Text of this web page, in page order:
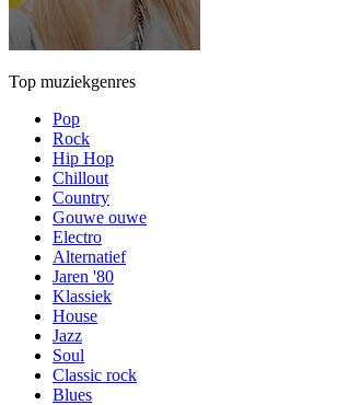
Top muziekgenres
Pop
Rock
Hip Hop
Chillout
Country
Gouwe ouwe
Electro
Alternatief
Jaren '80
Klassiek
House
Jazz
Soul
Classic rock
Blues